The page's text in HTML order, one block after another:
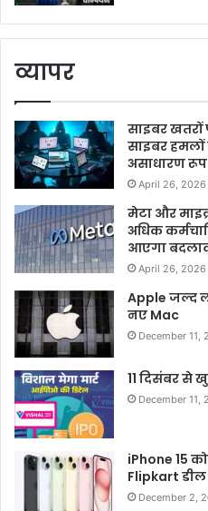
व्यापर
साइबर खतरों
साइबर हमलों
असाधारण
April 26, 2026
मेटा और
अधिक
आएगा
April 26, 2026
Apple जल्द
नए Mac
December 11,
11 दिसंबर से
December 11,
iPhone 15
Flipkart डील
December 2,